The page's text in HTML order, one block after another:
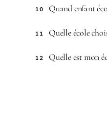
10 Quand enfant
11 Quelle école
12 Quelle est mon